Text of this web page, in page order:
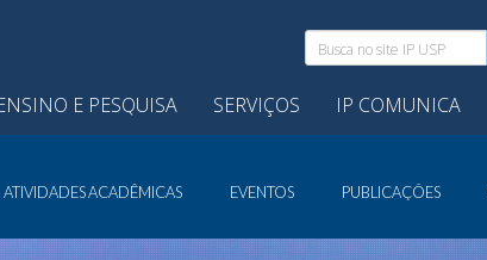
Busca
no
site
IP
E PESQUISA SERVIÇOS IP COMUNICA
ATIVIDADES ACADÊMICAS EVENTOS PUBLICAÇÕES